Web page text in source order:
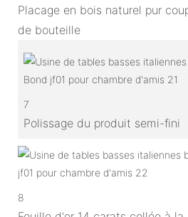
Placage en bois naturel pur
de bouteille
7
Polissage du produit semi-fini
8